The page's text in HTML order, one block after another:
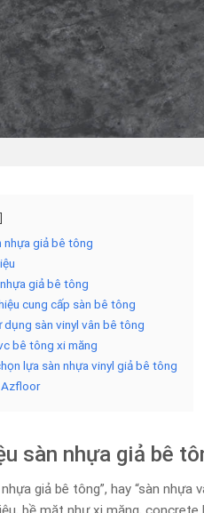
nhựa giả bê tông
giả bê tông
cung cấp sàn bê tông
dụng sàn vinyl vân bê tông
bê tông xi măng
lựa sàn nhựa vinyl giả bê tông
Azfloor
sàn nhựa giả bê
giả bê tông”, hay “sàn